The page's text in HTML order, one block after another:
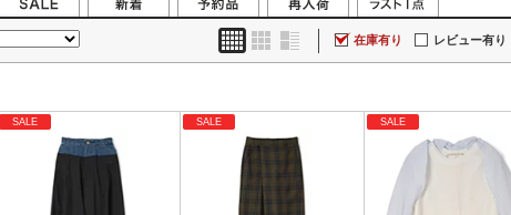
在庫有り レビュー有り
SALE SALE SALE